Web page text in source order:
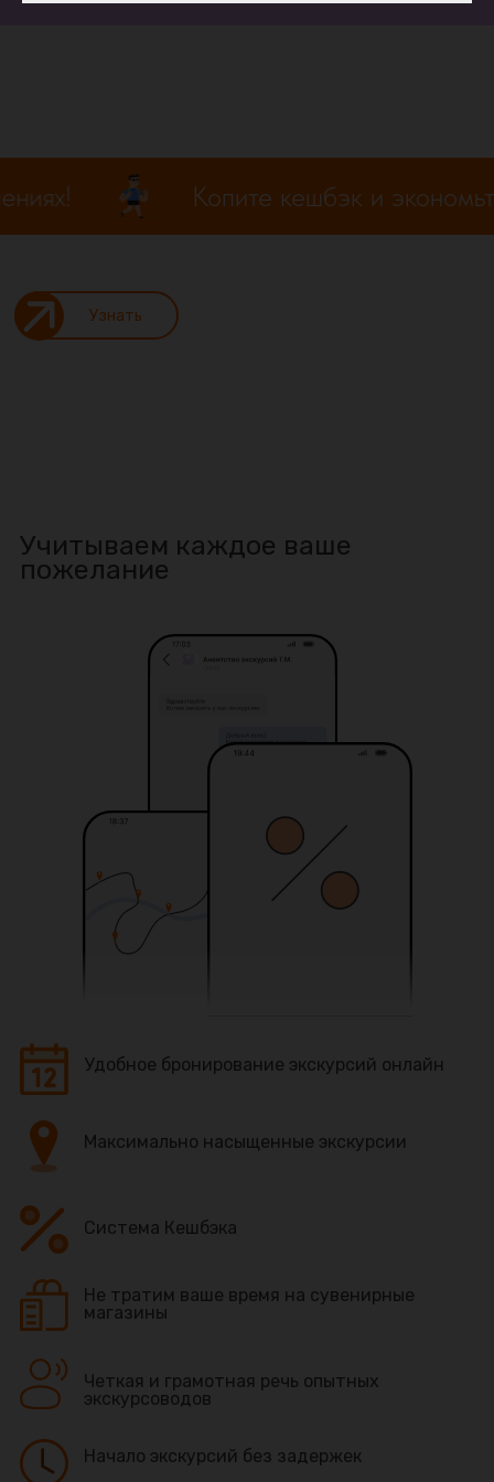
Копите кешбэк и экономьте
Узнать
Учитываем каждое ваше
пожелание
Удобное бронирование экскурсий онлайн
Максимально насыщенные экскурсии
Система Кешбэка
Четкая и грамотная речь опытных
экскурсоводов
Начало экскурсий без задержек
Не тратим ваше время на сувенирные
магазины